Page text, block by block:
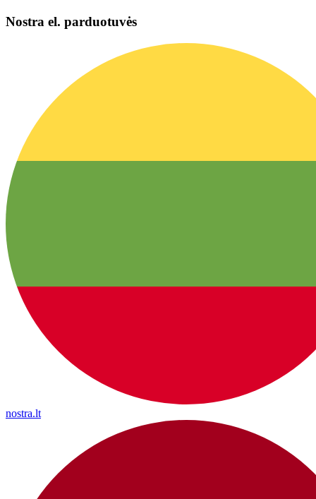
Nostra el. parduotuvės
nostra.lt